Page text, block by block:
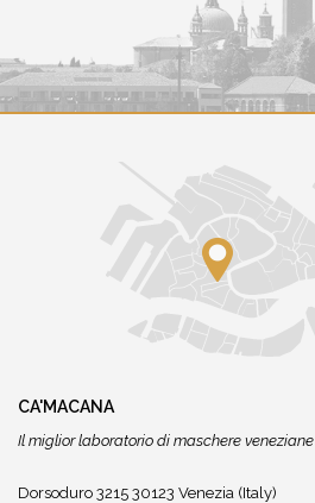
CA'MACANA
Il miglior laboratorio di maschere veneziane
Dorsoduro 3215 30123 Venezia (Italy)